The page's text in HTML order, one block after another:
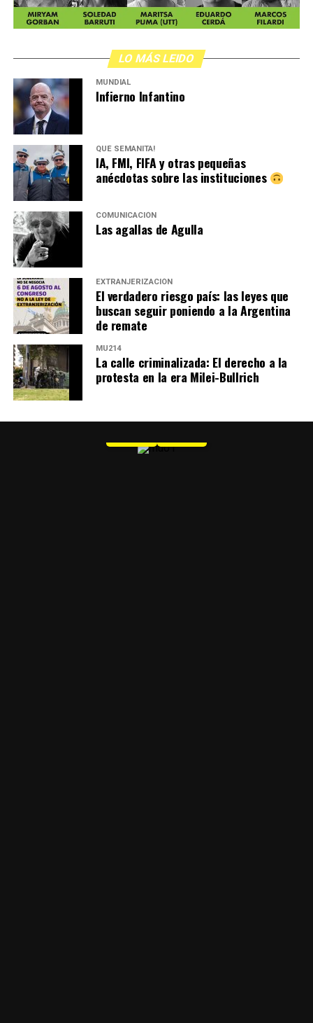
LO MÁS LEIDO
MUNDIAL
Infierno Infantino
QUÉ SEMANITA!
IA, FMI, FIFA y otras pequeñas
anécdotas sobre las instituciones
COMUNICACIÓN
Las agallas de Agulla
EXTRANJERIZACIÓN
El verdadero riesgo país: las leyes que
buscan seguir poniendo a la Argentina
de remate
MU214
La calle criminalizada: El derecho a la
protesta en la era Milei-Bullrich